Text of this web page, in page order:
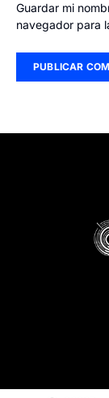
Guardar mi
navegador para